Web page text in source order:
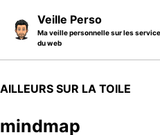
Veille Perso
Ma veille personnelle sur les
du web
AILLEURS SUR LA TOILE
mindmap